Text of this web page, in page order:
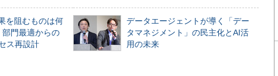
を阻むものは何
門最適からの
ス再設計
データエージェントが導く「デー
タマネジメント」の民主化とAI活
用の未来